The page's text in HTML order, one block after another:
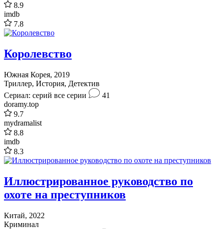
8.9
imdb
7.8
Королевство
Южная Корея, 2019
Триллер, История, Детектив
Сериал: серий все серии
41
doramy.top
9.7
mydramalist
8.8
imdb
8.3
Иллюстрированное руководство по
охоте на преступников
Китай, 2022
Криминал